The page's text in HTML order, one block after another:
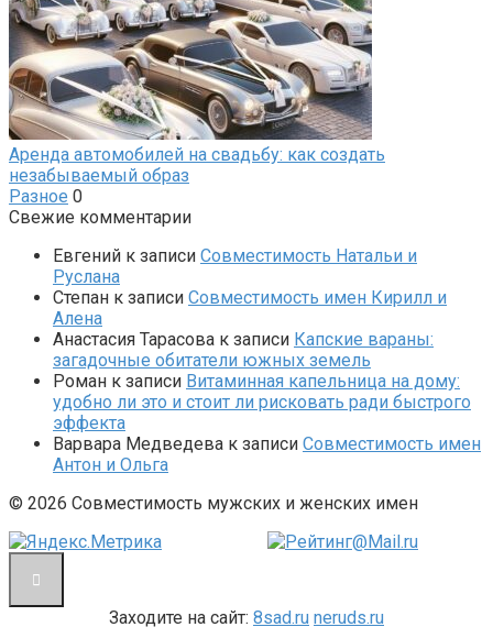
Аренда автомобилей на свадьбу: как создать
незабываемый образ
Разное 0
Свежие комментарии
Евгений к записи Совместимость Натальи и
Руслана
Степан к записи Совместимость имен Кирилл и
Алена
Анастасия Тарасова к записи Капские вараны:
загадочные обитатели южных земель
Роман к записи Витаминная капельница на дому:
удобно ли это и стоит ли рисковать ради быстрого
эффекта
Варвара Медведева к записи Совместимость имен
Антон и Ольга
© 2026 Совместимость мужских и женских имен
Заходите на сайт: 8sad.ru neruds.ru